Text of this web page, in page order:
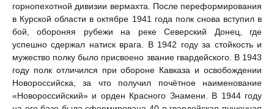
горнопехотной дивизии вермахта. После переформирования
в Курской области в октябре 1941 года полк снова вступил в
бой, обороняя рубежи на реке Северский Донец, где
успешно сдержал натиск врага. В 1942 году за стойкость и
мужество полку было присвоено звание гвардейского. В 1943
году полк отличился при обороне Кавказа и освобождении
Новороссийска, за что получил почётное наименование
«Новороссийский» и орден Красного Знамени. В 1944 году